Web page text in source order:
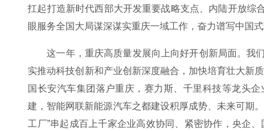
扛起打造新时代西部大开发重要战略支点、内陆开放综
眼服务全国大局谋深谋实重庆一域工作，奋力谱写中国
这一年，重庆高质量发展向上向好开创新局面。我
实推动科技创新和产业创新深度融合，加快培育壮大新
国长安汽车集团落户重庆，赛力斯、千里科技等龙头
建，智能网联新能源汽车之都建设积厚成势、未来可期
工厂”串起成百上千家企业高效协同、紧密协作，央企